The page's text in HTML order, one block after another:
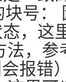
号
，这
法，
会报